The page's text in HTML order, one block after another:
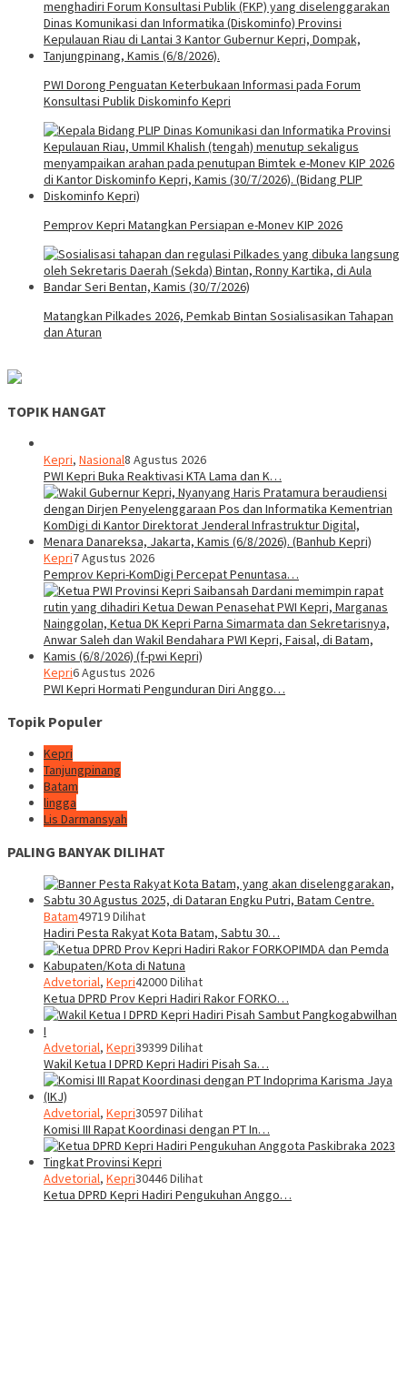
PWI Dorong Penguatan Keterbukaan Informasi pada Forum
Konsultasi Publik Diskominfo Kepri
Pemprov Kepri Matangkan Persiapan e-Monev KIP 2026
Matangkan Pilkades 2026, Pemkab Bintan Sosialisasikan Tahapan
dan Aturan
TOPIK HANGAT
Kepri, Nasional8 Agustus 2026
PWI Kepri Buka Reaktivasi KTA Lama dan K…
Kepri7 Agustus 2026
Pemprov Kepri-KomDigi Percepat Penuntasa…
Kepri6 Agustus 2026
PWI Kepri Hormati Pengunduran Diri Anggo…
Topik Populer
Kepri
Tanjungpinang
Batam
lingga
Lis Darmansyah
PALING BANYAK DILIHAT
Batam49719 Dilihat
Hadiri Pesta Rakyat Kota Batam, Sabtu 30…
Advetorial, Kepri42000 Dilihat
Ketua DPRD Prov Kepri Hadiri Rakor FORKO…
Advetorial, Kepri39399 Dilihat
Wakil Ketua I DPRD Kepri Hadiri Pisah Sa…
Advetorial, Kepri30597 Dilihat
Komisi III Rapat Koordinasi dengan PT In…
Advetorial, Kepri30446 Dilihat
Ketua DPRD Kepri Hadiri Pengukuhan Anggo…